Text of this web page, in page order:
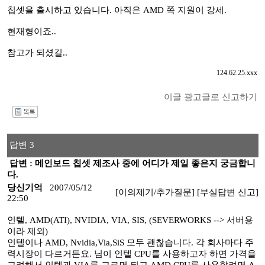
칩셋을 출시하고 있습니다. 아직은 AMD 쪽 지원이 강세.
현재형이죠..
참고가 되셨길..
124.62.25.xxx
이글 광고글로 신고하기
답변 3
답변 : 메인보드 칩셋 제조사 중에 어디가 제일 좋은지 궁금합니
다.
당신기억
2007/05/12
22:50
[이의제기/추가질문] [부실답변 신고]
인텔, AMD(ATI), NVIDIA, VIA, SIS, (SEVERWORKS --> 서버용
이라 제외)
인텔이나 AMD, Nvidia,Via,SiS 모두 괜찮습니다. 각 회사마다 주
력시장이 다르거든요. 님이 인텔 CPU를 사용하고자 하면 가격을